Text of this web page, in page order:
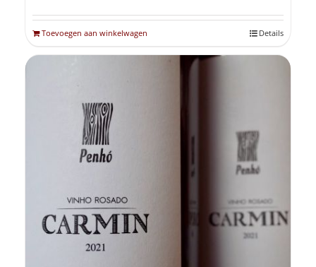
Toevoegen aan winkelwagen Details